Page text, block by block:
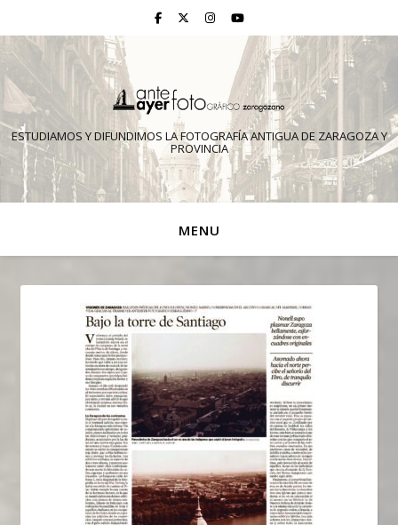
ESTUDIAMOS Y DIFUNDIMOS LA FOTOGRAFÍA ANTIGUA DE ZARAGOZA Y
PROVINCIA
MENU